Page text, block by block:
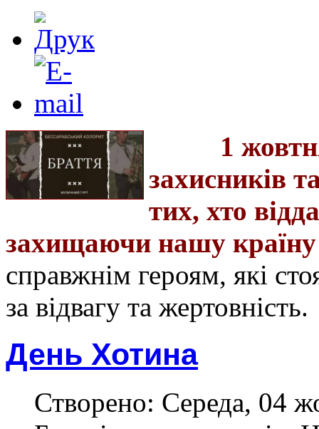
1
захисників
тих, хто
захищаючи нашу країну
справжнім героям, які
за відвагу та жертовність.
День Хотина
Створено: Середа, 04